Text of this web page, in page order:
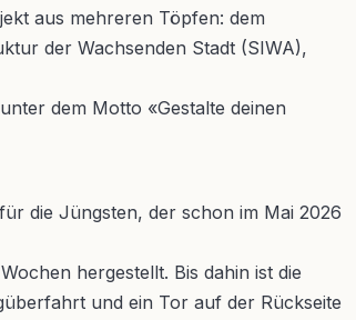
aus mehreren Töpfen: dem
der Wachsenden Stadt (SIWA),
dem Motto «Gestalte deinen
die Jüngsten, der schon im Mai 2026
hergestellt. Bis dahin ist die
und ein Tor auf der Rückseite